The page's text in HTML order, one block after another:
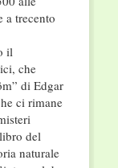
a trecento
il
che
di Edgar
ci rimane
del
naturale